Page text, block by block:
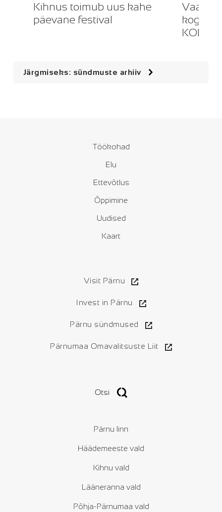
Kihnus toimub uus kahe
päevane festival
Vaata,
KOP
Järgmiseks: sündmuste arhiiv
Töökohad
Elu
Ettevõtlus
Õppimine
Uudised
Kaart
Visit Pärnu
Invest in Pärnu
Pärnu sündmused
Pärnumaa Omavalitsuste Liit
Otsi
Pärnu linn
Häädemeeste vald
Kihnu vald
Lääneranna vald
Põhja-Pärnumaa vald